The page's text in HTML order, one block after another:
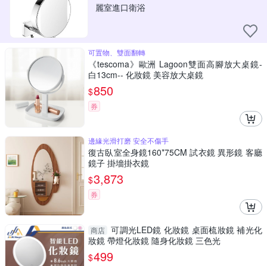
麗室進口衛浴
可置物、雙面翻轉
《tescoma》歐洲 Lagoon雙面高腳放大桌鏡-
白13cm-- 化妝鏡 美容放大桌鏡
$850
券
邊緣光滑打磨 安全不傷手
復古臥室全身鏡160*75CM 試衣鏡 異形鏡 客廳
鏡子 掛墻掛衣鏡
$3,873
券
商店 可調光LED鏡 化妝鏡 桌面梳妝鏡 補光化
妝鏡 帶燈化妝鏡 隨身化妝鏡 三色光
$499